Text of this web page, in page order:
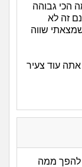
הכי גבוהה
זה לא
שווה
אתה עוד צעיר
להפך ממה